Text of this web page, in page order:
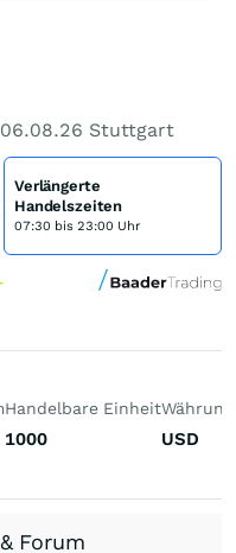
06.08.26 Stuttgart
Verlängerte
Handelszeiten
07:30 bis 23:00 Uhr
Handelbare Einheit
1000
Währung
USD
Forum